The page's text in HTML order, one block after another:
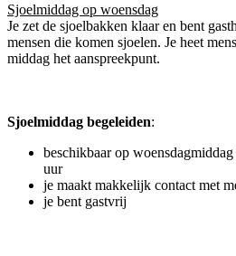
Sjoelmiddag op woensdag
Je zet de sjoelbakken klaar en bent
mensen die komen sjoelen. Je heet
middag het aanspreekpunt.
Sjoelmiddag begeleiden:
beschikbaar op
uur
je maakt makkelijk contact met
je bent gastvrij